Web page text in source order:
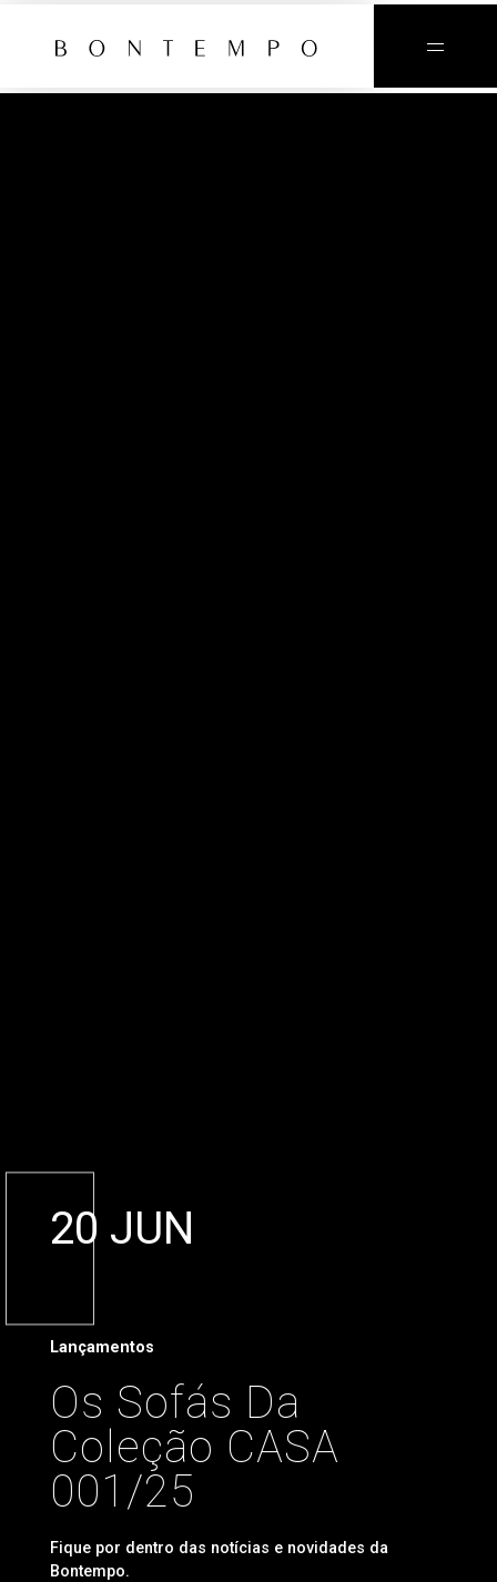
20 JUN
Lançamentos
Os Sofás Da
Coleção CASA
001/25
Fique por dentro das notícias e novidades da
Bontempo.